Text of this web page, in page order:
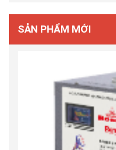
SẢN PHẨM MỚI